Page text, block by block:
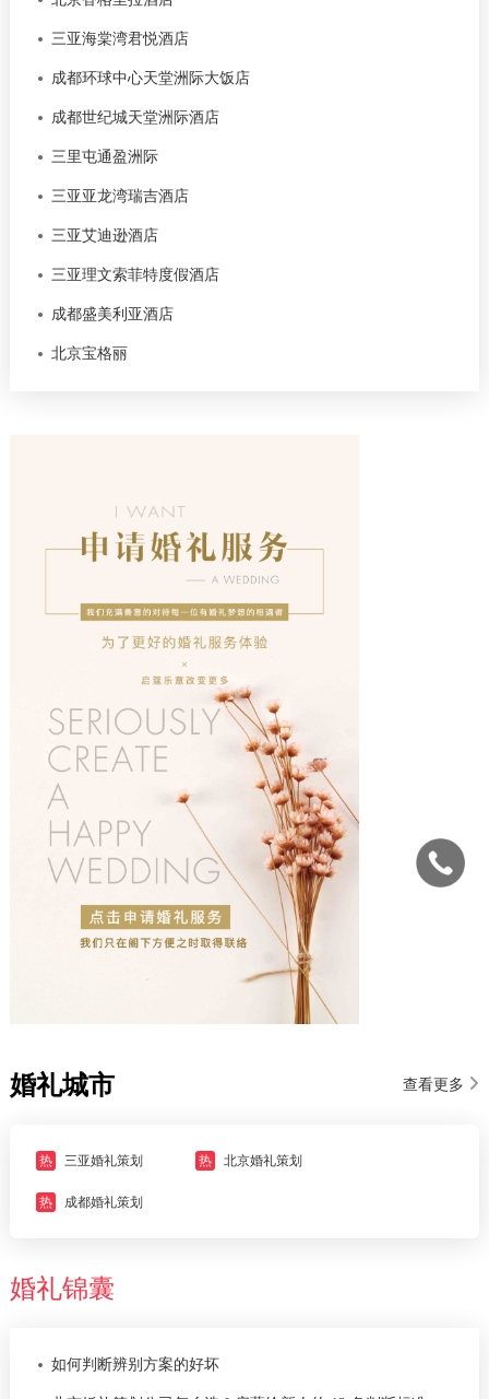
三亚海棠湾君悦酒店
成都环球中心天堂洲际大饭店
成都世纪城天堂洲际酒店
三里屯通盈洲际
三亚亚龙湾瑞吉酒店
三亚艾迪逊酒店
三亚理文索菲特度假酒店
成都盛美利亚酒店
北京宝格丽
婚礼城市 查看更多
热 三亚婚礼策划 热 北京婚礼策划
热 成都婚礼策划
婚礼锦囊
如何判断辨别方案的好坏